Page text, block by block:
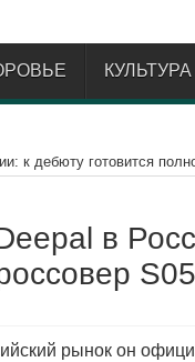
КУЛЬТУРА
к дебюту готовится
в
S05
рынок он